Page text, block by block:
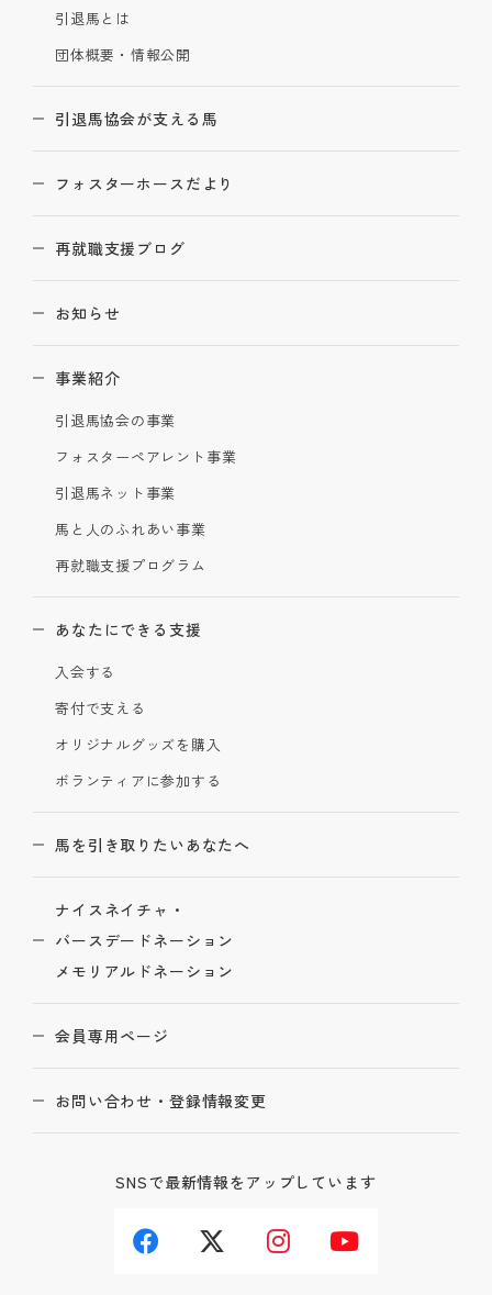
引退馬とは
団体概要・情報公開
引退馬協会が支える馬
フォスターホースだより
再就職支援ブログ
お知らせ
事業紹介
引退馬協会の事業
フォスターペアレント事業
引退馬ネット事業
馬と人のふれあい事業
再就職支援プログラム
あなたにできる支援
入会する
寄付で支える
オリジナルグッズを購入
ボランティアに参加する
馬を引き取りたいあなたへ
ナイスネイチャ・
バースデードネーション
メモリアルドネーション
会員専用ページ
お問い合わせ・登録情報変更
SNSで最新情報をアップしています